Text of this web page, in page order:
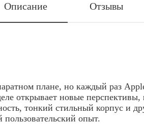
Описание Отзывы
плане, но каждый раз
открывает новые перспективы,
тонкий стильный корпус и
опыт.